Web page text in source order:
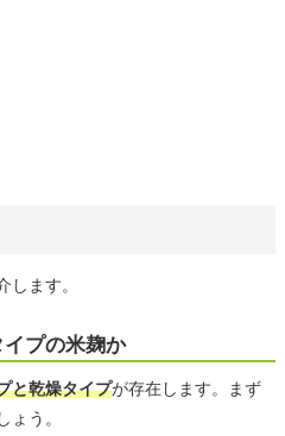
します。
プの米麹か
と乾燥タイプが存在します。まず
ょう。